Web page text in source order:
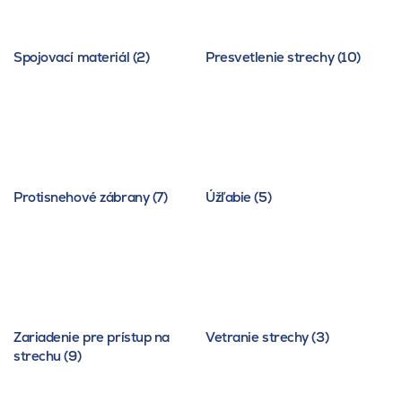
Spojovací materiál (2) Presvetlenie strechy (10)
Protisnehové zábrany (7) Úžľabie (5)
Zariadenie pre prístup na
strechu (9)
Vetranie strechy (3)